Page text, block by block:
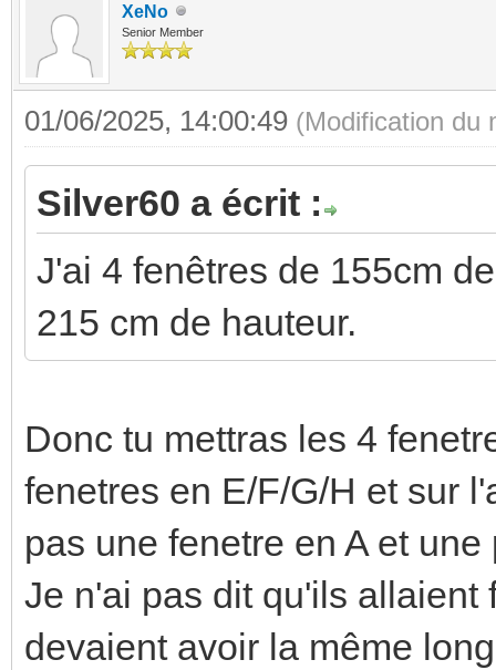
XeNo
Senior Member
01/06/2025, 14:00:49 (Modification du
Silver60 a écrit :
J'ai 4 fenêtres de 155cm
215 cm de hauteur.
Donc tu mettras les 4
fenetres en E/F/G/H et sur
pas une fenetre en A et
Je n'ai pas dit qu'ils
devaient avoir la même